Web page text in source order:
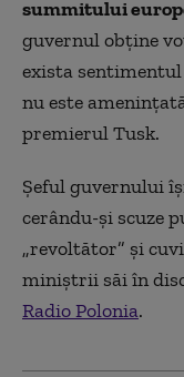
summitului
guvernul obține
exista
nu este
premierul Tusk.
Șeful guvernului
cerându-și scuze
„revoltător” și
miniștrii săi în
Radio Polonia.